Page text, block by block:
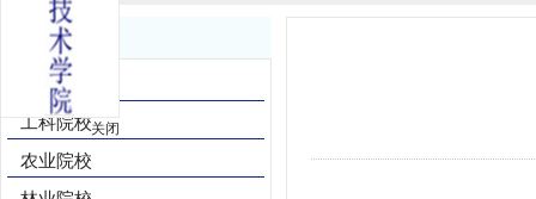
院校导航
综合院校
工科院校
农业院校
关闭